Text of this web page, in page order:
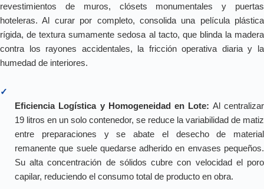
revestimientos de muros, clósets monumentales y puertas
hoteleras. Al curar por completo, consolida una película plástica
rígida, de textura sumamente sedosa al tacto, que blinda la madera
contra los rayones accidentales, la fricción operativa diaria y la
humedad de interiores.
✓
Eficiencia Logística y Homogeneidad en Lote: Al centralizar
19 litros en un solo contenedor, se reduce la variabilidad de matiz
entre preparaciones y se abate el desecho de material
remanente que suele quedarse adherido en envases pequeños.
Su alta concentración de sólidos cubre con velocidad el poro
capilar, reduciendo el consumo total de producto en obra.